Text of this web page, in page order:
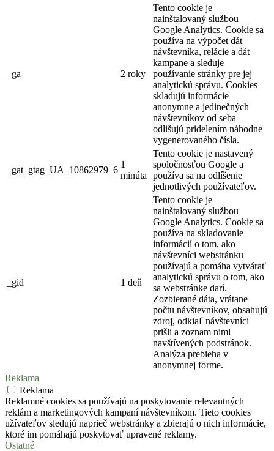
_ga 2 roky
Tento cookie je
nainštalovaný službou
Google Analytics. Cookie sa
používa na výpočet dát
návštevníka, relácie a dát
kampane a sleduje
používanie stránky pre jej
analytickú správu. Cookies
skladujú informácie
anonymne a jedinečných
návštevníkov od seba
odlišujú pridelením náhodne
vygenerovaného čísla.
_gat_gtag_UA_10862979_6
1
minúta
Tento cookie je nastavený
spoločnosťou Google a
používa sa na odlíšenie
jednotlivých používateľov.
_gid 1 deň
Tento cookie je
nainštalovaný službou
Google Analytics. Cookie sa
používa na skladovanie
informácií o tom, ako
návštevníci webstránku
používajú a pomáha vytvárať
analytickú správu o tom, ako
sa webstránke darí.
Zozbierané dáta, vrátane
počtu návštevníkov, obsahujú
zdroj, odkiaľ návštevníci
prišli a zoznam nimi
navštívených podstránok.
Analýza prebieha v
anonymnej forme.
Reklama
Reklama
Reklamné cookies sa používajú na poskytovanie relevantných
reklám a marketingových kampaní návštevníkom. Tieto cookies
užívateľov sledujú naprieč webstránky a zbierajú o nich informácie,
ktoré im pomáhajú poskytovať upravené reklamy.
Ostatné